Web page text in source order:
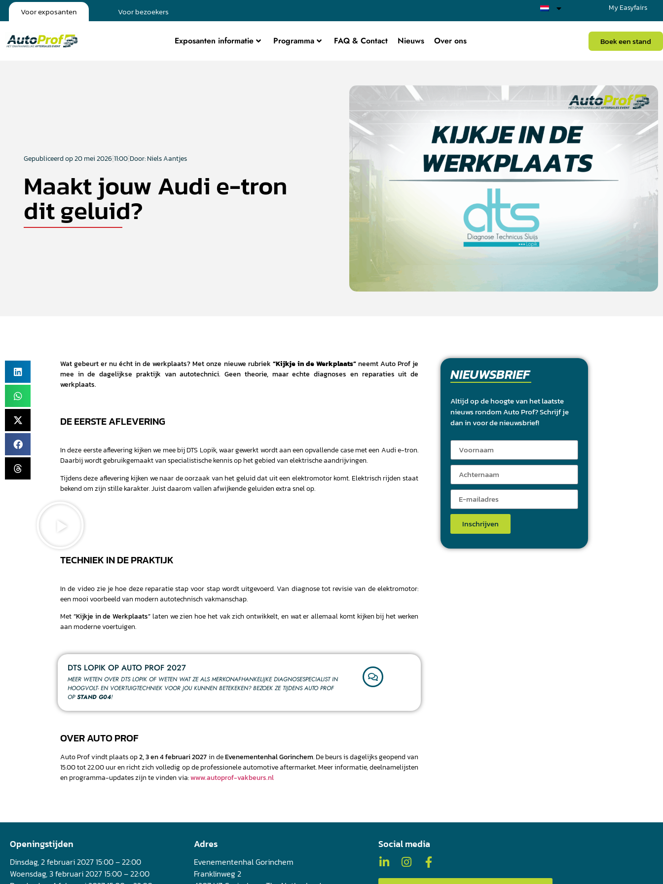
Voor exposanten Voor bezoekers My Easyfairs
Exposanten informatie Programma FAQ & Contact Nieuws Over ons Boek een stand
Gepubliceerd op20 mei 202611:00 Door: Niels Aantjes
Maakt jouw Audi e-tron
dit geluid?
NIEUWSBRIEF
Altijd op de hoogte van het laatste
nieuws rondom Auto Prof? Schrijf je
dan in voor de nieuwsbrief!
Inschrijven
Wat gebeurt er nu écht in de werkplaats? Met onze nieuwe rubriek “Kijkje in de Werkplaats”neemt Auto Prof je
mee in de dagelijkse praktijk van autotechnici. Geen theorie, maar echte diagnoses en reparaties uit de
werkplaats.
DE EERSTE AFLEVERING
In deze eerste aflevering kijken we mee bij DTS Lopik, waar gewerkt wordt aan een opvallende case met een Audi e-tron.
Daarbij wordt gebruikgemaakt van specialistische kennis op het gebied van elektrische aandrijvingen.
Tijdens deze aflevering kijken we naar de oorzaak van het geluid dat uit een elektromotor komt. Elektrisch rijden staat
bekend om zijn stille karakter. Juist daarom vallen afwijkende geluiden extra snel op.
TECHNIEK IN DE PRAKTIJK
In de video zie je hoe deze reparatie stap voor stap wordt uitgevoerd. Van diagnose tot revisie van de elektromotor:
een mooi voorbeeld van modern autotechnisch vakmanschap.
Met“Kijkje in de Werkplaats” laten we zien hoe het vak zich ontwikkelt, en wat er allemaal komt kijken bij het werken
aan moderne voertuigen.
DTS LOPIK OP AUTO PROF 2027
MEER WETEN OVER DTS LOPIK OF WETEN WAT ZE ALS MERKONAFHANKELIJKE DIAGNOSESPECIALIST IN
HOOGVOLT- EN VOERTUIGTECHNIEK VOOR JOU KUNNEN BETEKEKEN? BEZOEK ZE TIJDENS AUTO PROF
OPSTAND G04!
OVER AUTO PROF
Auto Prof vindt plaats op2, 3 en 4 februari 2027in deEvenementenhal Gorinchem. De beurs is dagelijks geopend van
15.00 tot 22.00 uur en richt zich volledig op de professionele automotive aftermarket. Meer informatie, deelnamelijsten
en programma-updates zijn te vinden via:www.autoprof-vakbeurs.nl
Openingstijden
Dinsdag, 2 februari 2027 15:00 – 22:00
Woensdag, 3 februari 2027 15:00 – 22:00
Adres
Evenementenhal Gorinchem
Franklinweg 2
Social media